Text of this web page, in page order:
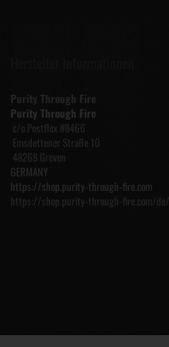
Purity Through Fire
Purity Through Fire
c/o Postflex #8466
Emsdettener Straße 10
48268 Greven
GERMANY
https://shop.purity-through-fire.com
https://shop.purity-through-fire.com/de/